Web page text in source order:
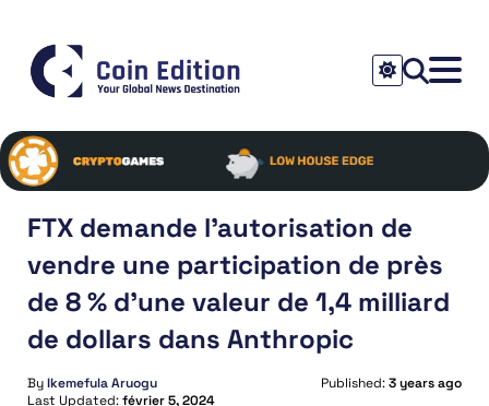
FTX demande l’autorisation de
vendre une participation de près
de 8 % d’une valeur de 1,4 milliard
de dollars dans Anthropic
ByIkemefula Aruogu Published:3 years ago
Last Updated:février 5, 2024